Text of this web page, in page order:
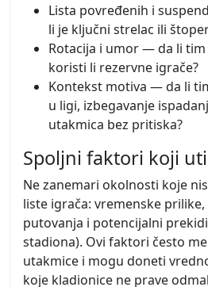
Lista povređenih i
li je ključni strelac ili
Rotacija i umor — da li
koristi li rezervne igrače?
Kontekst motiva — da li
u ligi, izbegavanje
utakmica bez pritiska?
Spoljni faktori koji
Ne zanemari okolnosti koje
liste igrača: vremenske
putovanja i potencijalni
stadiona). Ovi faktori često
utakmice i mogu doneti
koje kladionice ne prave